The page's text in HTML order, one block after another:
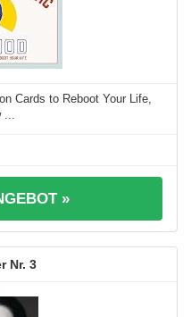
Cards to Reboot Your Life,
...
»
3